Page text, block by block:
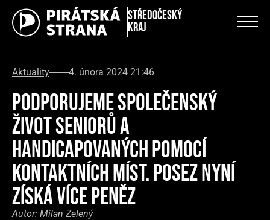
Středočeský
kraj
Aktuality 4. února 2024 21:46
PODPORUJEME SPOLEČENSKÝ
ŽIVOT SENIORŮ A
HANDICAPOVANÝCH POMOCÍ
KONTAKTNÍCH MÍST. POSEZ NYNÍ
ZÍSKÁ VÍCE PENĚZ
Autor: Milan Zelený